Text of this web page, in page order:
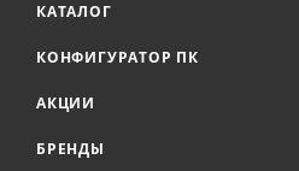
КАТАЛОГ
КОНФИГУРАТОР ПК
АКЦИИ
БРЕНДЫ